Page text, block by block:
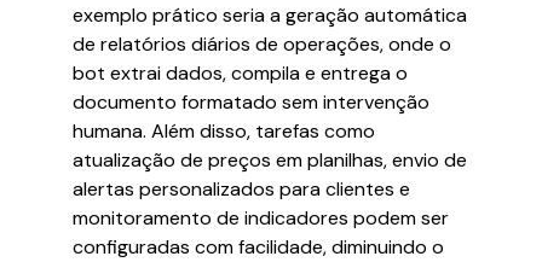
exemplo prático seria a geração automática
de relatórios diários de operações, onde o
bot extrai dados, compila e entrega o
documento formatado sem intervenção
humana. Além disso, tarefas como
atualização de preços em planilhas, envio de
alertas personalizados para clientes e
monitoramento de indicadores podem ser
configuradas com facilidade, diminuindo o